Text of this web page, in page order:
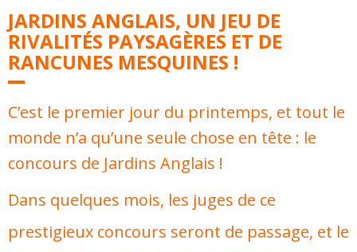
JARDINS ANGLAIS, UN JEU DE
RIVALITÉS PAYSAGÈRES ET DE
RANCUNES MESQUINES !
C’est le premier jour du printemps, et tout le
monde n’a qu’une seule chose en tête : le
concours de Jardins Anglais !
Dans quelques mois, les juges de ce
prestigieux concours seront de passage, et le